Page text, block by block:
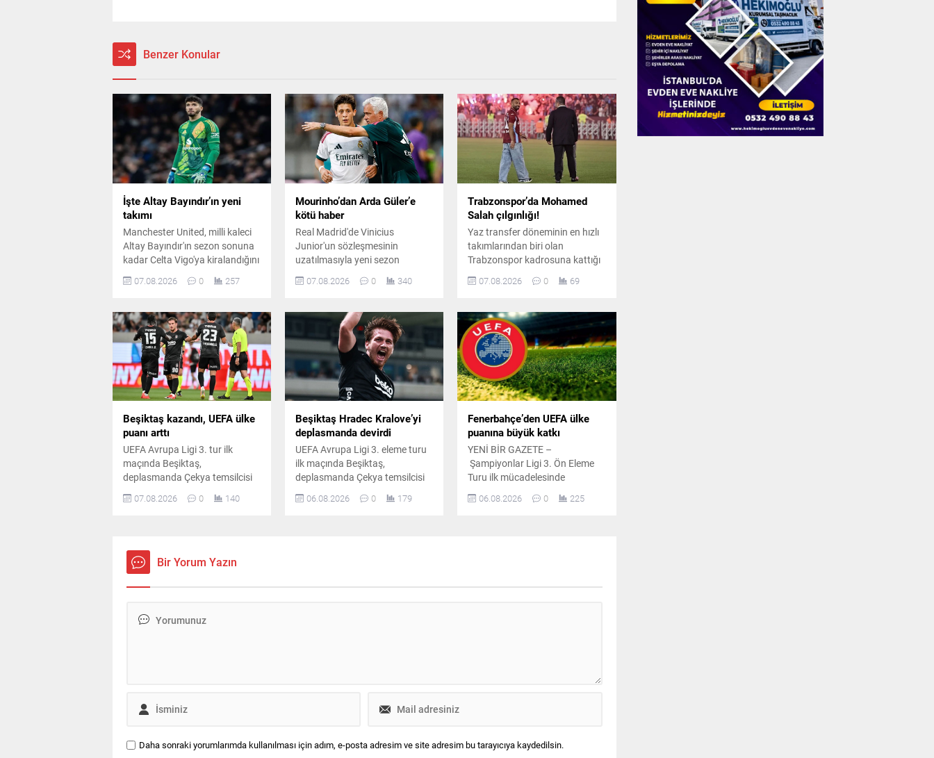
Benzer Konular
İşte Altay Bayındır’ın yeni
takımı
Manchester United, milli kaleci
Altay Bayındır'ın sezon sonuna
kadar Celta Vigo'ya kiralandığını
kulübü de transferi duyururken
paylaştı.
07.08.2026 0 257
Mourinho’dan Arda Güler’e
kötü haber
Real Madrid'de Vinicius
Junior'un sözleşmesinin
uzatılmasıyla yeni sezon
Mourinho'nun ilk 11 tercihleri
durumu belirsizliğini koruyor.
07.08.2026 0 340
Trabzonspor’da Mohamed
Salah çılgınlığı!
Yaz transfer döneminin en hızlı
takımlarından biri olan
Trabzonspor kadrosuna kattığı
için görkemli bir imza töreni
akın ettiği organizasyonda
renkli anlar yaşandı.
07.08.2026 0 69
Beşiktaş kazandı, UEFA ülke
puanı arttı
UEFA Avrupa Ligi 3. tur ilk
maçında Beşiktaş,
deplasmanda Çekya temsilcisi
Hradec Kralove'yi Semih
Kılıçsoy'un golüyle 1-0 mağlup
07.08.2026 0 140
Beşiktaş Hradec Kralove’yi
deplasmanda devirdi
UEFA Avrupa Ligi 3. eleme turu
ilk maçında Beşiktaş,
deplasmanda Çekya temsilcisi
Hradec Kralove'yi Semih
Kılıçsoy'un golüyle 1-0 mağlup
06.08.2026 0 179
Fenerbahçe’den UEFA ülke
puanına büyük katkı
YENİ BİR GAZETE –
Şampiyonlar Ligi 3. Ön Eleme
Turu ilk mücadelesinde
Fenerbahçe sahasında
Avusturya temsilcisi Sturm Graz
temsilcimiz rövanş maçı
06.08.2026 0 225
Bir Yorum Yazın
Daha sonraki yorumlarımda kullanılması için adım, e-posta adresim ve site adresim bu tarayıcıya kaydedilsin.